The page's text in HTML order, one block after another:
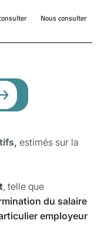
Nous consulter
estimés sur la
, telle que
du salaire
employeur